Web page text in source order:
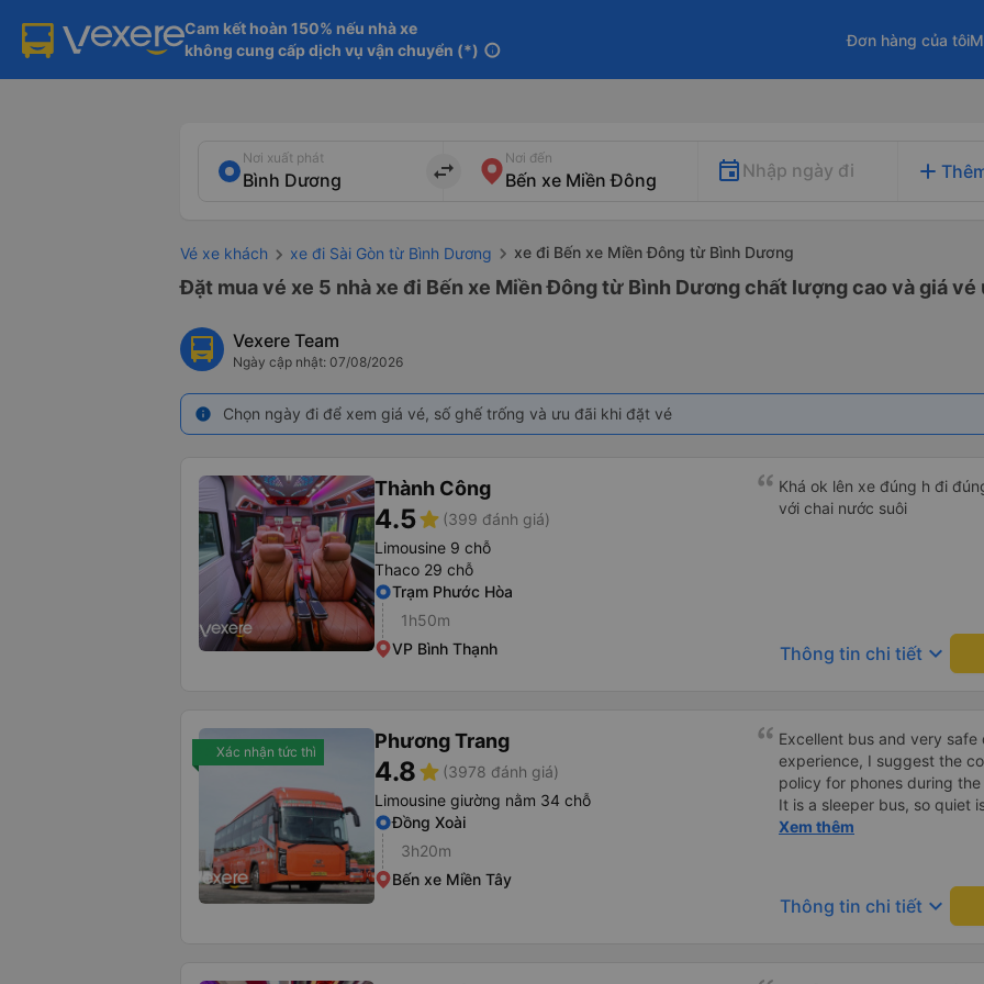
Cam kết hoàn 150% nếu nhà xe
không cung cấp dịch vụ vận chuyển (*) info
Đơn hàng của tôi
Nơi xuất phát
import_export
Nơi đến
Nhập ngày đi add
Vé xe khách xe đi Sài Gòn từ Bình Dương xe đi Bến xe Miền Đông từ Bình Dương
Đặt mua vé xe 5 nhà xe đi Bến xe Miền Đông từ Bình Dương chất lượng cao và giá vé
Vexere Team
Ngày cập nhật: 07/08/2026
info Chọn ngày đi để xem giá vé, số ghế trống và ưu đãi khi đặt vé
Thành Công
4.5star (399 đánh giá)
Limousine 9 chỗ
Thaco 29 chỗ
Trạm Phước Hòa
1h50m
VP Bình Thạnh
Khá ok lên xe đúng h đi
với chai nước suôi
Thông tin chi tiết keyboard_arrow_down
Xác nhận tức thì Phương Trang
4.8star (3978 đánh giá)
Limousine giường nằm 34 chỗ
Đồng Xoài
3h20m
Bến xe Miền Tây
Excellent bus and very
experience, I suggest the
policy for phones during
It is a sleeper bus, so quiet
Wi-Fi password clearly
hơn, tôi góp ý nhà xe nên
lặng (tắt âm thanh điện
Xem thêm
Thông tin chi tiết keyboard_arrow_down